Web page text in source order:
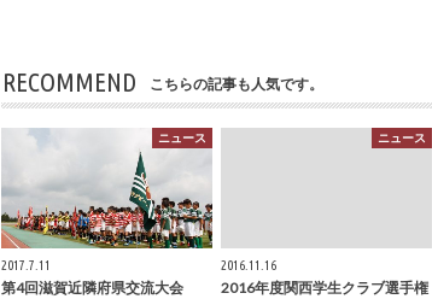
RECOMMEND こちらの記事も人気です。
ニュース
2017.7.11
第4回滋賀近隣府県交流大会
ニュース
2016.11.16
2016年度関西学生クラブ選手権